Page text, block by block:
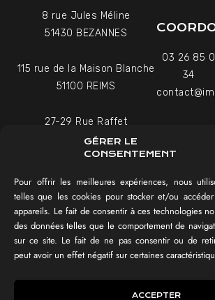
GÉRER LE
CONSENTEMENT
Pour offrir les meilleures expériences, nous
telles que les cookies pour stocker et/ou
appareils. Le fait de consentir à ces technologies
des données telles que le comportement de
sur ce site. Le fait de ne pas consentir ou de
peut avoir un effet négatif sur certaines
ACCEPTER
8 rue Jules Méline
51430 BEZANNES
115 rue de la Maison Blanche
51100 REIMS
27-29 Rue Raffet
75016 PARIS
03 26 85
34
vous
NAVIGATION
Témoignages vidéo
Équipe
Réalisations
IMPAAKT GROUP®